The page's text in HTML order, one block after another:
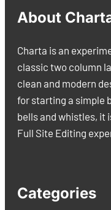
About
Charta is an
classic two column
clean and modern
for starting a simple
bells and whistles, it
Full Site Editing
Categories